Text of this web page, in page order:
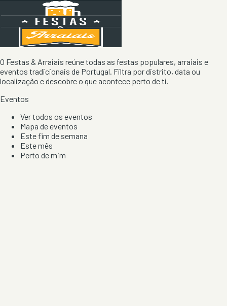
O Festas & Arraiais reúne todas as festas populares, arraiais e
eventos tradicionais de Portugal. Filtra por distrito, data ou
localização e descobre o que acontece perto de ti.
Eventos
Ver todos os eventos
Mapa de eventos
Este fim de semana
Este mês
Perto de mim